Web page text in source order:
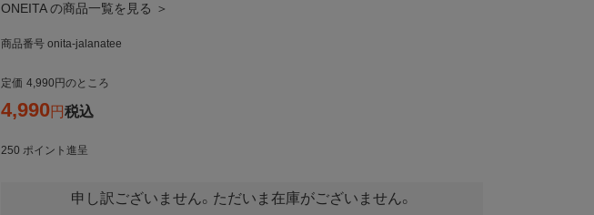
ONEITA の商品一覧を見る ＞
商品番号 onita-jalanatee
定価 4,990 のところ
4,990 税込
250 ポイント進呈
申し訳ございません。ただいま在庫がございません。